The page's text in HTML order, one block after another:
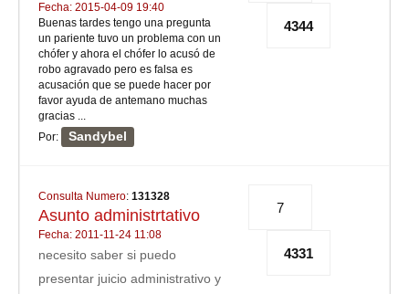
Fecha: 2015-04-09 19:40
Buenas tardes tengo una pregunta
un pariente tuvo un problema con un
chófer y ahora el chófer lo acusó de
robo agravado pero es falsa es
acusación que se puede hacer por
favor ayuda de antemano muchas
gracias ...
Por:
Sandybel
4344
Consulta Numero: 131328
Asunto administrtativo
Fecha: 2011-11-24 11:08
necesito saber si puedo
presentar juicio administrativo y
7
4331